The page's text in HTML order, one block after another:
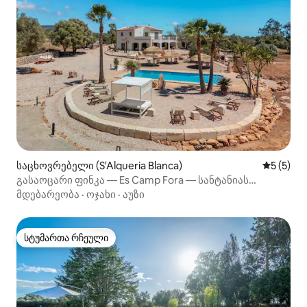
საცხოვრებელი (S'Alqueria Blanca)
5 (5)
გასაოცარი ფინკა — Es Camp Fora — სანტანიას
მახლობლად
მდებარეობა · ოჯახი · აუზი
სტუმართა რჩეული
სტუმართა რჩეული